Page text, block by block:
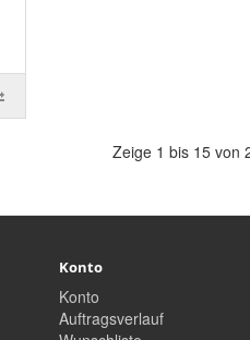
Zeige 1 bis 15 von
Konto
Konto
Auftragsverlauf